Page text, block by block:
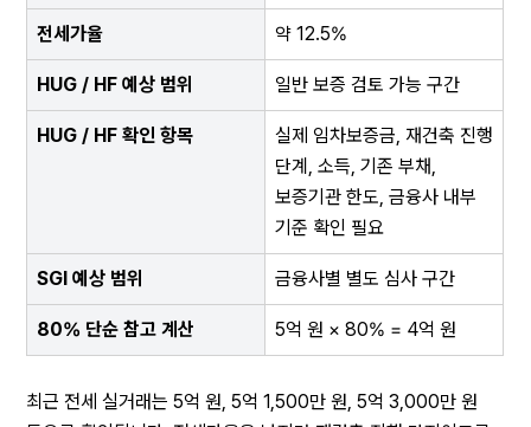
전세가율 약 12.5%
HUG / HF 예상 범위 일반 보증 검토 가능 구간
HUG / HF 확인 항목
실제 임차보증금, 재건축 진행
단계, 소득, 기존 부채,
보증기관 한도, 금융사 내부
기준 확인 필요
SGI 예상 범위 금융사별 별도 심사 구간
80% 단순 참고 계산 5억 원 × 80% = 4억 원
최근 전세 실거래는 5억 원, 5억 1,500만 원, 5억 3,000만 원